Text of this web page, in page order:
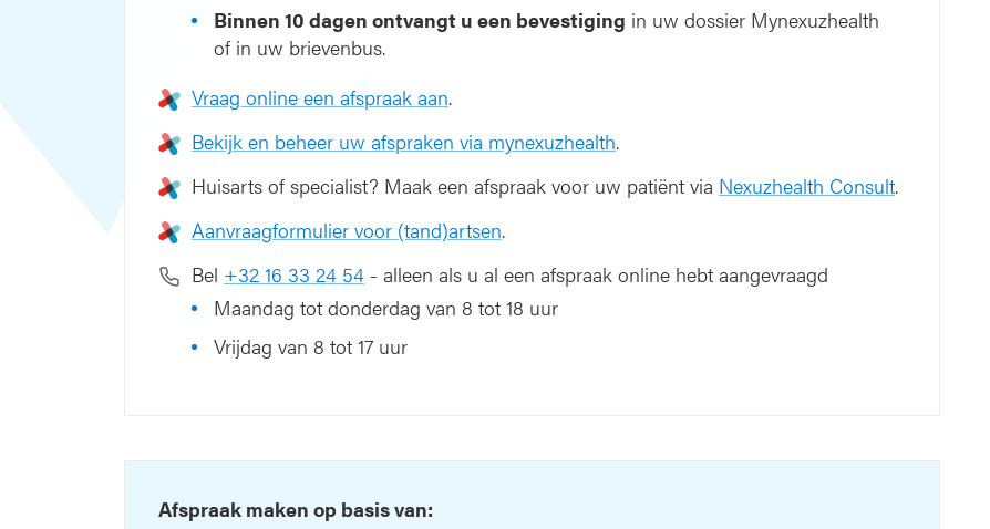
g
Binnen 10 dagen ontvangt u een bevestiging in uw dossier Mynexuzhealth
of in uw brievenbus.
Vraag online een afspraak aan.
Bekijk en beheer uw afspraken via mynexuzhealth.
Huisarts of specialist? Maak een afspraak voor uw patiënt via Nexuzhealth Consult.
Aanvraagformulier voor (tand)artsen.
Bel +32 16 33 24 54 - alleen als u al een afspraak online hebt aangevraagd
Maandag tot donderdag van 8 tot 18 uur
Vrijdag van 8 tot 17 uur
Afspraak maken op basis van: